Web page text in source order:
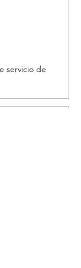
servicio de